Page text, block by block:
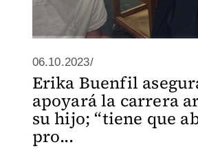
06.10.2023/
Erika Buenfil
apoyará la carrera
su hijo; “tiene que
pro...